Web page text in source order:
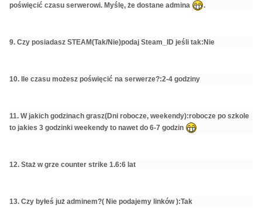
poświęcić czasu serwerowi. Myślę, że dostane admina
.
9. Czy posiadasz STEAM(Tak/Nie)podaj Steam_ID jeśli tak:Nie
10. Ile czasu możesz poświęcić na serwerze?:2-4 godziny
11. W jakich godzinach grasz(Dni robocze, weekendy):robocze po szkole
to jakies 3 godzinki weekendy to nawet do 6-7 godzin
12. Staż w grze counter strike 1.6:6 lat
13. Czy byłeś już adminem?( Nie podajemy linków ):Tak